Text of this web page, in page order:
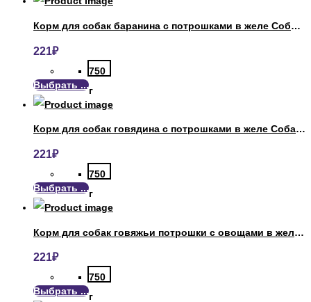
Корм для собак баранина с потрошками в желе Собачье Счастье
221₽
750
г
Выбрать ...
Корм для собак говядина с потрошками в желе Собачье Счастье
221₽
750
г
Выбрать ...
Корм для собак говяжьи потрошки с овощами в желе Собачье Счастье
221₽
750
г
Выбрать ...